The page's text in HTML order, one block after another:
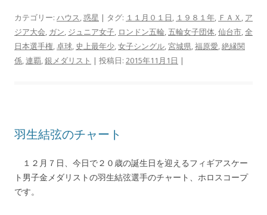
カテゴリー: ハウス,惑星 | タグ: １１月０１日, １９８１年, ＦＡＸ , ア
ジア大会, ガン, ジュニア女子, ロンドン五輪,五輪女子団体,仙台市,全
日本選手権,卓球, 史上最年少,女子シングル,宮城県,福原愛,絶縁関
係,連覇,銀メダリスト | 投稿日: 2015年11月1日 |
羽生結弦のチャート
１２月７日、今日で２０歳の誕生日を迎えるフィギアスケー
ト男子金メダリストの羽生結弦選手のチャート、ホロスコープ
です。